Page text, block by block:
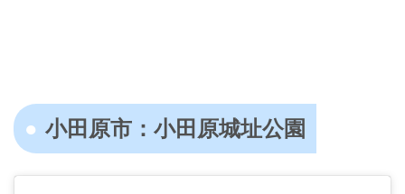
小田原市：小田原城址公園